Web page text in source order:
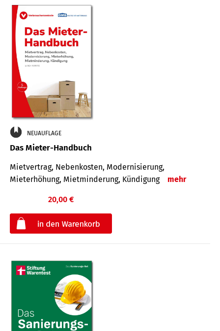
NEUAUFLAGE
Das Mieter-Handbuch
Mietvertrag, Nebenkosten, Modernisierung,
Mieterhöhung, Mietminderung, Kündigung
mehr
20,00 €